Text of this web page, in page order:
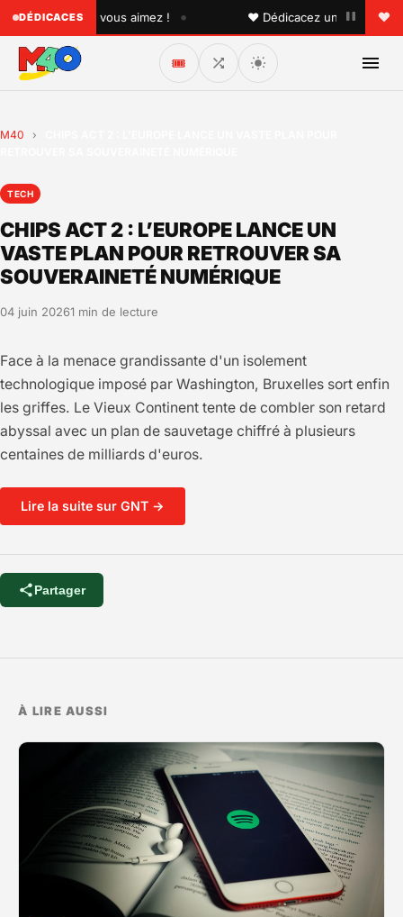
DÉDICACESque vous aimez ! • ♥ Dédicacez un titre à vos
🎟️
M40 ›
TECH
CHIPS ACT 2 : L’EUROPE LANCE UN
VASTE PLAN POUR RETROUVER SA
SOUVERAINETÉ NUMÉRIQUE
04 juin 20261 min de lecture
Face à la menace grandissante d'un isolement
technologique imposé par Washington, Bruxelles sort enfin
les griffes. Le Vieux Continent tente de combler son retard
abyssal avec un plan de sauvetage chiffré à plusieurs
centaines de milliards d'euros.
Lire la suite sur GNT →
Partager
À LIRE AUSSI